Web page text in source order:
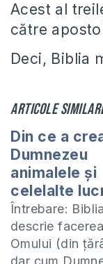
Acest al
către
Deci, Biblia
Articole
Din ce a
Dumnezeu
animalele şi
celelalte
Întrebare: Biblia
descrie facerea
Omului (din
dar cum